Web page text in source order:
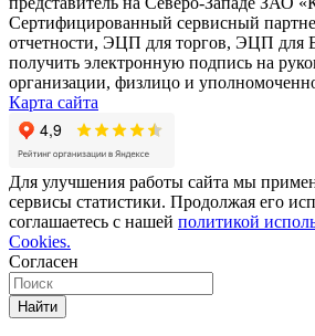
Сертифицированный сервисный
отчетности, ЭЦП для торгов, ЭЦП
получить электронную подпись на
организации, физлицо и
Карта сайта
Для улучшения работы сайта мы
сервисы статистики. Продолжая его
соглашаетесь с нашей политикой
Cookies.
Согласен
Найти